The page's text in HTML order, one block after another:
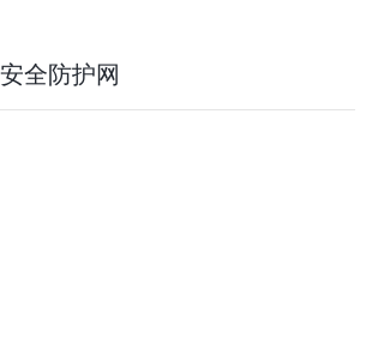
全防护网